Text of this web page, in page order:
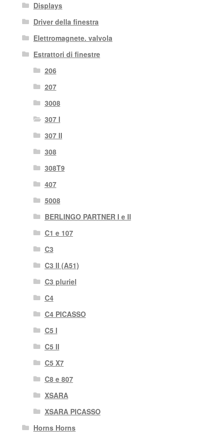
Displays
Driver della finestra
Elettromagnete. valvola
Estrattori di finestre
206
207
3008
307 I
307 II
308
308T9
407
5008
BERLINGO PARTNER I e II
C1 e 107
C3
C3 II (A51)
C3 pluriel
C4
C4 PICASSO
C5 I
C5 II
C5 X7
C8 e 807
XSARA
XSARA PICASSO
Horns Horns